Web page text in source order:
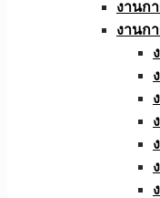
งานก
งานก